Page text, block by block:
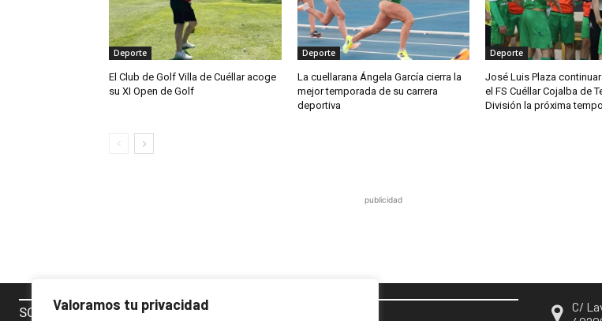
Valoramos tu privacidad
Deporte
El Club de Golf Villa de Cuéllar acoge
su XI Open de Golf
Deporte
La cuellarana Ángela García cierra la
mejor temporada de su carrera
deportiva
Deporte
José Luis Plaza
el FS Cuéllar Cojalba de
División la próxima
publicidad
SOBRE NOSOTROS
C/